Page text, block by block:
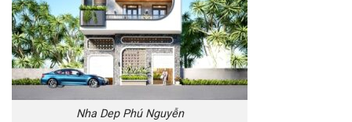
Nha Dep Phú Nguyễn